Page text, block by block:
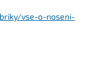
vse-o-noseni-